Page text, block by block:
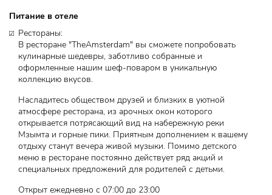
Питание в отеле
Рестораны: ​
В ресторане "TheAmsterdam" вы сможете попробовать
кулинарные шедевры, заботливо собранные и
оформленные нашим шеф-поваром в уникальную
коллекцию вкусов.
Насладитесь обществом друзей и близких в уютной
атмосфере ресторана, из арочных окон которого
открывается потрясающий вид на набережную реки
Мзымта и горные пики. Приятным дополнением к вашему
отдыху станут вечера живой музыки. Помимо детского
меню в ресторане постоянно действует ряд акций и
специальных предложений для родителей с детьми.
Открыт ежедневно с 07:00 до 23:00